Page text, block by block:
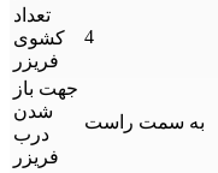
تعداد
کشوی
فریزر
4
جهت باز
شدن
درب
فریزر
به سمت راست